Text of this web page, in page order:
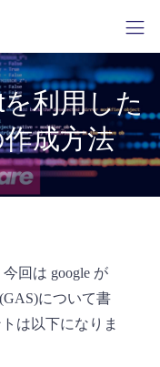
利用した
成方法
回は google が
について書
は以下になりま